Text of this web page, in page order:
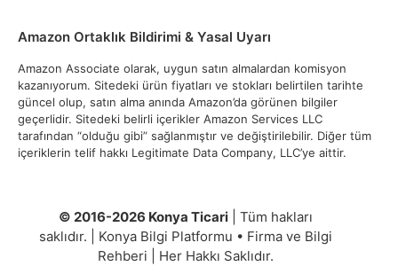
Amazon Ortaklık Bildirimi & Yasal Uyarı
Amazon Associate olarak, uygun satın almalardan komisyon
kazanıyorum. Sitedeki ürün fiyatları ve stokları belirtilen tarihte
güncel olup, satın alma anında Amazon’da görünen bilgiler
geçerlidir. Sitedeki belirli içerikler Amazon Services LLC
tarafından “olduğu gibi” sağlanmıştır ve değiştirilebilir. Diğer tüm
içeriklerin telif hakkı Legitimate Data Company, LLC’ye aittir.
© 2016-2026 Konya Ticari | Tüm hakları
saklıdır. | Konya Bilgi Platformu • Firma ve Bilgi
Rehberi | Her Hakkı Saklıdır.